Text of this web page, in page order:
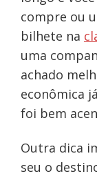
compre ou
bilhete na
uma
achado
econômica
foi bem
Outra dica
seu o